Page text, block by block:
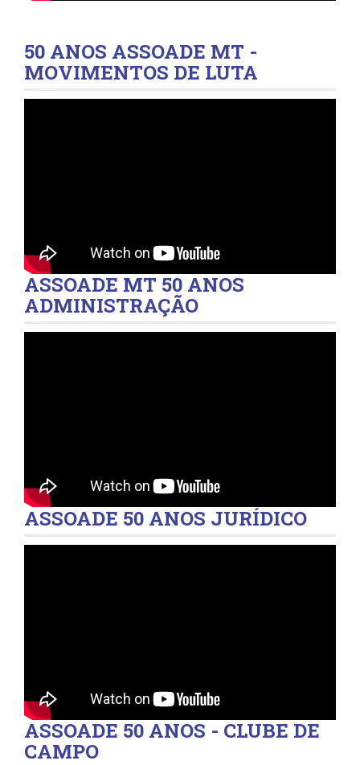
50 ANOS ASSOADE MT -
MOVIMENTOS DE LUTA
ASSOADE MT 50 ANOS
ADMINISTRAÇÃO
ASSOADE 50 ANOS JURÍDICO
ASSOADE 50 ANOS - CLUBE DE
CAMPO